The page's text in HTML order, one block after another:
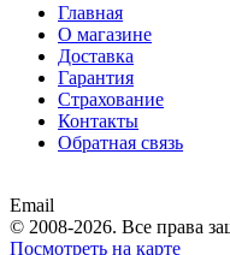
Главная
О магазине
Доставка
Гарантия
Страхование
Контакты
Обратная связь
Email
© 2008-2026. Все права
Посмотреть на карте